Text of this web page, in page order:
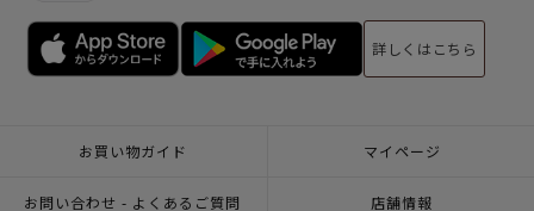
詳しくはこちら
お買い物ガイド マイページ
お問い合わせ - よくあるご質問 店舗情報